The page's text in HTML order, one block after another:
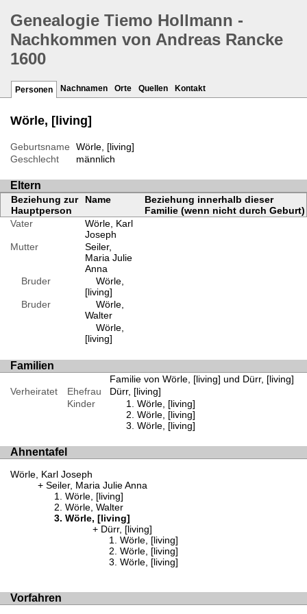
Genealogie Tiemo Hollmann -
Nachkommen von Andreas Rancke
1600
Personen Nachnamen Orte Quellen Kontakt
Wörle, [living]
Geburtsname
Wörle, [living]
Geschlecht
männlich
Eltern
Beziehung zur
Hauptperson
Name
Beziehung innerhalb dieser
Familie (wenn nicht durch Geburt)
Vater
Wörle, Karl
Joseph
Mutter
Seiler,
Maria Julie
Anna
Bruder
Wörle,
[living]
Bruder
Wörle,
Walter
Wörle,
[living]
Familien
Familie von Wörle, [living] und Dürr, [living]
Verheiratet
Ehefrau
Dürr, [living]
Kinder
Wörle, [living]
Wörle, [living]
Wörle, [living]
Ahnentafel
Wörle, Karl Joseph
Seiler, Maria Julie Anna
Wörle, [living]
Wörle, Walter
Wörle, [living]
Dürr, [living]
Wörle, [living]
Wörle, [living]
Wörle, [living]
Vorfahren